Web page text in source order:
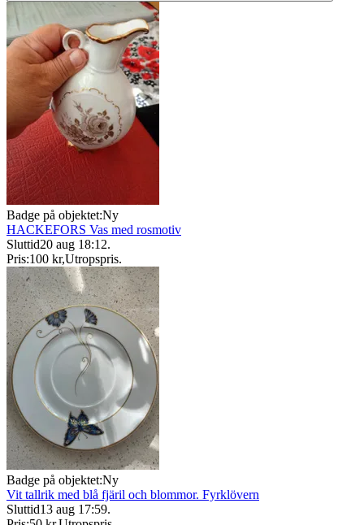
Badge på objektet:Ny
HACKEFORS Vas med rosmotiv
Sluttid20 aug 18:12.
Pris:100 kr,Utropspris.
Badge på objektet:Ny
Vit tallrik med blå fjäril och blommor. Fyrklövern
Sluttid13 aug 17:59.